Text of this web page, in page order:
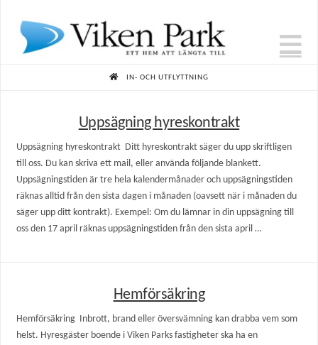
HOME
IN- OCH UTFLYTTNING
Uppsägning hyreskontrakt
Uppsägning hyreskontrakt Ditt hyreskontrakt säger du upp skriftligen
till oss. Du kan skriva ett mail, eller använda följande blankett.
Uppsägningstiden är tre hela kalendermånader och uppsägningstiden
räknas alltid från den sista dagen i månaden (oavsett när i månaden du
säger upp ditt kontrakt). Exempel: Om du lämnar in din uppsägning till
oss den 17 april räknas uppsägningstiden från den sista april …
Hemförsäkring
Hemförsäkring Inbrott, brand eller översvämning kan drabba vem som
helst. Hyresgäster boende i Viken Parks fastigheter ska ha en